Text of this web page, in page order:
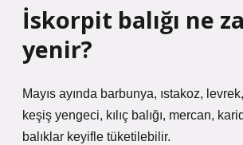
İskorpit balığı ne
yenir?
Mayıs ayında barbunya, ıstakoz,
keşiş yengeci, kılıç balığı, mercan,
balıklar keyifle tüketilebilir.